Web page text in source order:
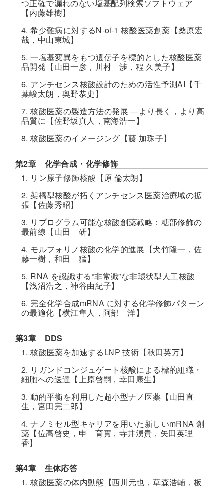
つ正確で漏れのない塩基配列検索ソフトウェア
【内藤雄樹】
4. 希少難病に対するN-of-1 核酸医薬創薬【桑原宏
哉，中山東城】
5. 一塩基変異をもつ遺伝子を標的とした核酸医薬
品開発【山田一彦，川村 渉，程 久美子】
6. アンチセンス核酸設計のための活性予測AI【千
葉峻太朗，奥野恭史】
7. 核酸医薬の製造方法の発展―より長く，より高
品質に【佐野坂真人，南海浩一】
8. 核酸医薬のイメージング【藤 加珠子】
第2章 化学合成・化学修飾
1. リン原子修飾核酸【原 倫太朗】
2. 架橋型核酸が拓くアンチセンス医薬治療域の拡
張【佐藤秀昭】
3. リプログラム可能な核酸創薬戦略：糖部修飾の
最前線【山田 研】
4. モルフォリノ核酸の化学的進展【犬竹隆一，佐
藤一樹，和田 猛】
5. RNA を認識する“非常識”な非環状型人工核酸
【浅沼浩之，神谷由紀子】
6. 完全化学合成mRNA に対する化学修飾パターン
の最適化【横江隼人，阿部 洋】
第3章 DDS
1. 核酸医薬を加速するLNP 技術【秋田英万】
2. リガンドコンジュゲート核酸による標的組織・
細胞への送達【上原啓嗣，幸田康生】
3. 動的平衡を利用した超小型ナノ医薬【山田直
生，宮田完二郎】
4. ナノミセル型キャリアを用いた新しいmRNA 創
薬【位髙啓史，申 育實，寺井湧貴，矢田英理
香】
第4章 生体応答
1. 核酸医薬の体内動態【西川元也，草森浩輔，板